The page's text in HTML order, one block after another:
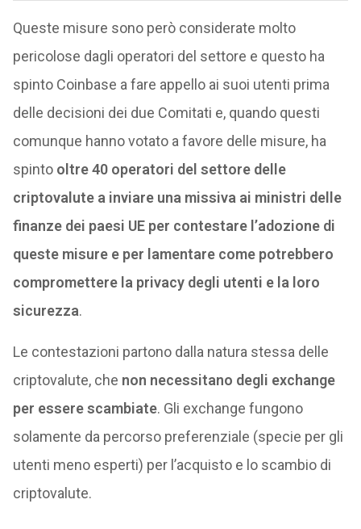
Queste misure sono però considerate molto
pericolose dagli operatori del settore e questo ha
spinto Coinbase a fare appello ai suoi utenti prima
delle decisioni dei due Comitati e, quando questi
comunque hanno votato a favore delle misure, ha
spinto oltre 40 operatori del settore delle
criptovalute a inviare una missiva ai ministri delle
finanze dei paesi UE per contestare l’adozione di
queste misure e per lamentare come potrebbero
compromettere la privacy degli utenti e la loro
sicurezza.
Le contestazioni partono dalla natura stessa delle
criptovalute, che non necessitano degli exchange
per essere scambiate. Gli exchange fungono
solamente da percorso preferenziale (specie per gli
utenti meno esperti) per l’acquisto e lo scambio di
criptovalute.